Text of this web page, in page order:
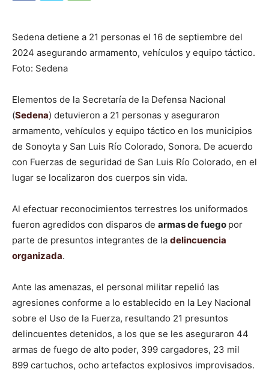
Sedena detiene a 21 personas el 16 de septiembre del
2024 asegurando armamento, vehículos y equipo táctico.
Foto: Sedena
Elementos de la Secretaría de la Defensa Nacional
(Sedena) detuvieron a 21 personas y aseguraron
armamento, vehículos y equipo táctico en los municipios
de Sonoyta y San Luis Río Colorado, Sonora. De acuerdo
con Fuerzas de seguridad de San Luis Río Colorado, en el
lugar se localizaron dos cuerpos sin vida.
Al efectuar reconocimientos terrestres los uniformados
fueron agredidos con disparos de armas de fuego por
parte de presuntos integrantes de la delincuencia
organizada.
Ante las amenazas, el personal militar repelió las
agresiones conforme a lo establecido en la Ley Nacional
sobre el Uso de la Fuerza, resultando 21 presuntos
delincuentes detenidos, a los que se les aseguraron 44
armas de fuego de alto poder, 399 cargadores, 23 mil
899 cartuchos, ocho artefactos explosivos improvisados.